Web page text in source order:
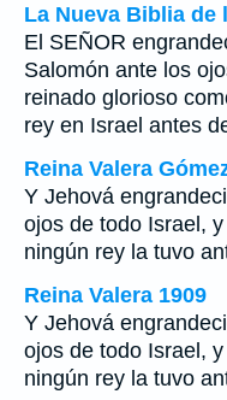
La Nueva Biblia de
El SEÑOR
Salomón ante los
reinado glorioso
rey en Israel antes
Reina Valera
Y Jehová
ojos de todo Israel,
ningún rey la tuvo
Reina Valera 1909
Y Jehová
ojos de todo Israel,
ningún rey la tuvo